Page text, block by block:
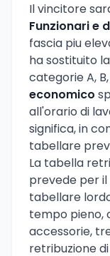
Il vincitore
Funzionari e
fascia piu
ha sostituito
categorie A, B,
economico
all'orario di
significa, in
tabellare
La tabella
prevede per il
tabellare
tempo pieno,
accessorie,
retribuzione